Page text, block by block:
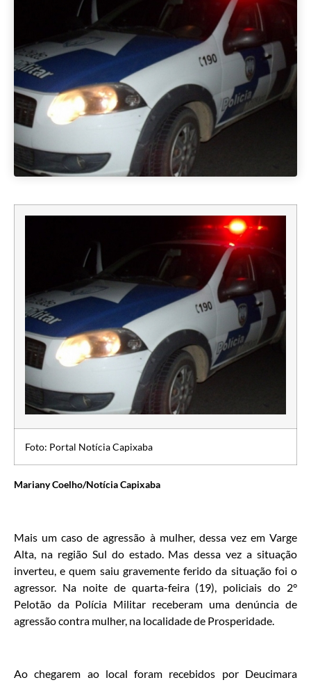
Foto: Portal Notícia Capixaba
Mariany Coelho/Notícia Capixaba
Mais um caso de agressão à mulher, dessa vez em Varge
Alta, na região Sul do estado. Mas dessa vez a situação
inverteu, e quem saiu gravemente ferido da situação foi o
agressor. Na noite de quarta-feira (19), policiais do 2°
Pelotão da Polícia Militar receberam uma denúncia de
agressão contra mulher, na localidade de Prosperidade.
Ao chegarem ao local foram recebidos por Deucimara